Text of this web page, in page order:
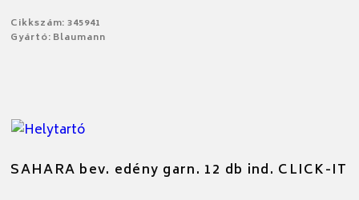
Cikkszám: 345941
Gyártó: Blaumann
SAHARA bev. edény garn. 12 db ind. CLICK-IT